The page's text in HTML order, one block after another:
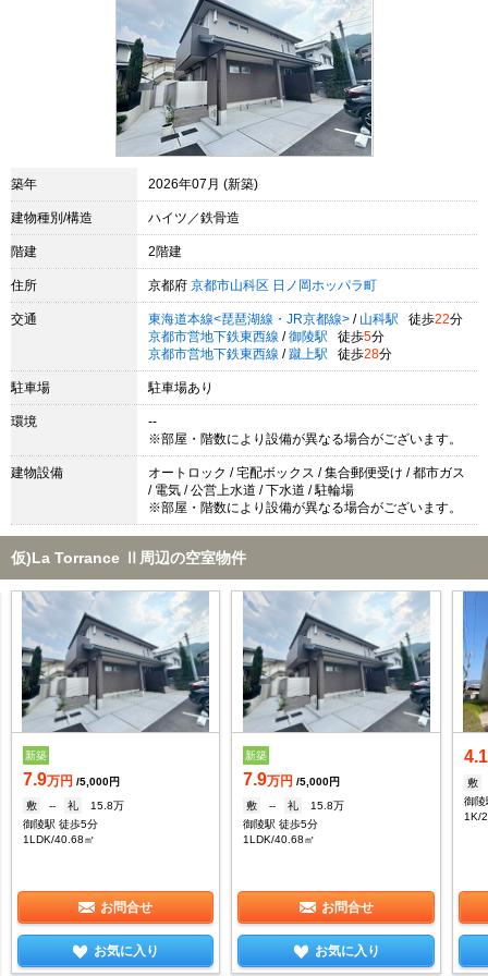
築年 2026年07月 (新築)
建物種別/構造 ハイツ／鉄骨造
階建 2階建
住所 京都府 京都市山科区 日ノ岡ホッパラ町
交通 東海道本線<琵琶湖線・JR京都線> / 山科駅 徒歩22分
京都市営地下鉄東西線 / 御陵駅 徒歩5分
京都市営地下鉄東西線 / 蹴上駅 徒歩28分
駐車場 駐車場あり
環境
--
※部屋・階数により設備が異なる場合がございます。
建物設備
オートロック / 宅配ボックス / 集合郵便受け / 都市ガス
/ 電気 / 公営上水道 / 下水道 / 駐輪場
※部屋・階数により設備が異なる場合がございます。
仮)La Torrance Ⅱ周辺の空室物件
新築
7.9万円 /5,000円
敷
-- 礼
15.8万
御陵駅 徒歩5分
1LDK/40.68㎡
お問合せ
お気に入り
新築
7.9万円 /5,000円
敷
-- 礼
15.8万
御陵駅 徒歩5分
1LDK/40.68㎡
お問合せ
お気に入り
4.1
敷
御陵
1K/